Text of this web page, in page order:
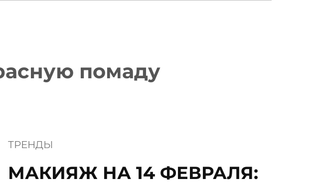
помаду
ТРЕНДЫ
МАКИЯЖ НА 14 ФЕВРАЛЯ: